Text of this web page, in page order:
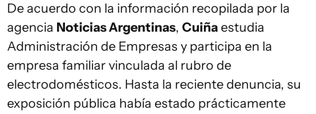
De acuerdo con la información recopilada por la
agencia Noticias Argentinas, Cuiñaestudia
Administración de Empresas y participa en la
empresa familiar vinculada al rubro de
electrodomésticos. Hasta la reciente denuncia, su
exposición pública había estado prácticamente